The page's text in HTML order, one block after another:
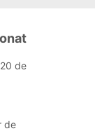
de
de